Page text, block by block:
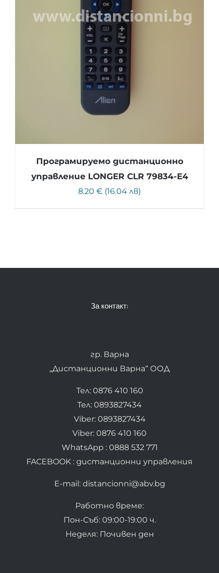
Програмируемо дистанционно
управление LONGER CLR 79834-E4
8.20 € (16.04 лв)
За контакт:
гр. Варна
„Дистанционни Варна“ ООД
Тел: 0876 410 160
Тел: 0893827434
Viber: 0893827434
Viber: 0876 410 160
WhatsApp : 0888 532 771
FACEBOOK : дистанционни управления
E-mail: distancionni@abv.bg
Работно време:
Пон-Съб: 09:00-19:00 ч.
Неделя: Почивен ден